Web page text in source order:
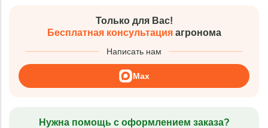
Только для Вас!
Бесплатная консультацияагронома
Написать нам
Max
Нужна помощь с оформлением заказа?